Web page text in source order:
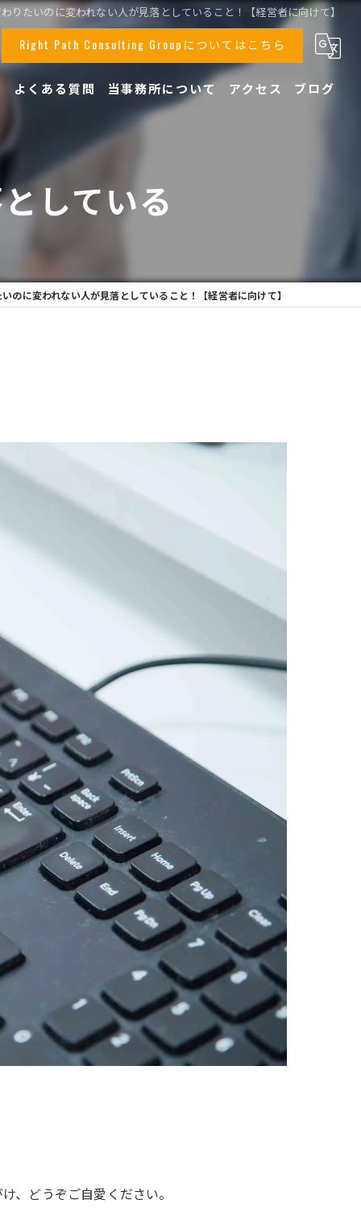
りたいのに変われない人が見落としていること！【経営者に向けて】
Right Path Consulting Groupについてはこちら
よくある質問 当事務所について
相続
創業支援
アクセス ブログ
している
のに変われない人が見落としていること！【経営者に向けて】
、どうぞご自愛ください。